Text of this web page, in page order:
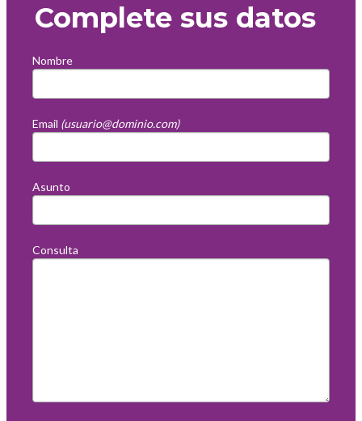
Complete sus datos
Nombre
Email (usuario@dominio.com)
Asunto
Consulta